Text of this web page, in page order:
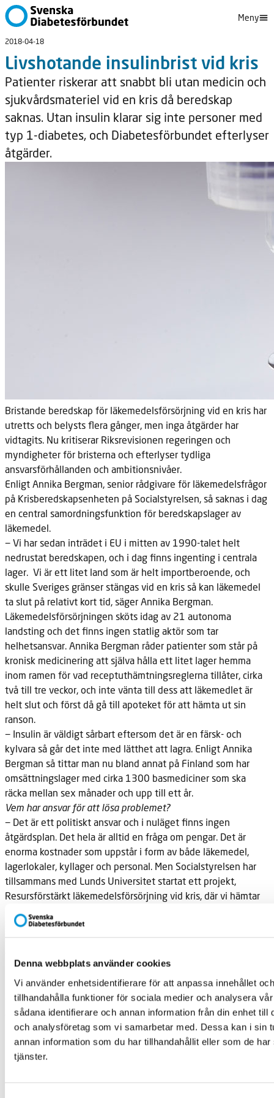
Denna webbplats använder cookies
Vi använder enhetsidentifierare för att anpassa innehållet
tillhandahålla funktioner för sociala medier och analysera
sådana identifierare och annan information från din enhet till
och analysföretag som vi samarbetar med. Dessa kan i sin
annan information som du har tillhandahållit eller som de
tjänster.
Meny
2018-04-18
Livshotande insulinbrist vid kris
Patienter riskerar att snabbt bli utan medicin och
sjukvårdsmateriel vid en kris då beredskap
saknas. Utan insulin klarar sig inte personer med
typ 1-diabetes, och Diabetesförbundet efterlyser
åtgärder.
Bristande beredskap för läkemedelsförsörjning vid en kris har
utretts och belysts flera gånger, men inga åtgärder har
vidtagits. Nu kritiserar Riksrevisionen regeringen och
myndigheter för bristerna och efterlyser tydliga
ansvarsförhållanden och ambitionsnivåer.
Enligt Annika Bergman, senior rådgivare för läkemedelsfrågor
på Krisberedskapsenheten på Socialstyrelsen, så saknas i dag
en central samordningsfunktion för beredskapslager av
läkemedel.
− Vi har sedan inträdet i EU i mitten av 1990-talet helt
nedrustat beredskapen, och i dag finns ingenting i centrala
lager. Vi är ett litet land som är helt importberoende, och
skulle Sveriges gränser stängas vid en kris så kan läkemedel
ta slut på relativt kort tid, säger Annika Bergman.
Läkemedelsförsörjningen sköts idag av 21 autonoma
landsting och det finns ingen statlig aktör som tar
helhetsansvar. Annika Bergman råder patienter som står på
kronisk medicinering att själva hålla ett litet lager hemma
inom ramen för vad receptuthämtningsreglerna tillåter, cirka
två till tre veckor, och inte vänta till dess att läkemedlet är
helt slut och först då gå till apoteket för att hämta ut sin
ranson.
− Insulin är väldigt sårbart eftersom det är en färsk- och
kylvara så går det inte med lätthet att lagra. Enligt Annika
Bergman så tittar man nu bland annat på Finland som har
omsättningslager med cirka 1300 basmediciner som ska
räcka mellan sex månader och upp till ett år.
Vem har ansvar för att lösa problemet?
− Det är ett politiskt ansvar och i nuläget finns ingen
åtgärdsplan. Det hela är alltid en fråga om pengar. Det är
enorma kostnader som uppstår i form av både läkemedel,
lagerlokaler, kyllager och personal. Men Socialstyrelsen har
tillsammans med Lunds Universitet startat ett projekt,
Resursförstärkt läkemedelsförsörjning vid kris, där vi hämtar
kartlägger dels hur läkemedelsförsörjningen ser ut idag och
presentera nästa år, säger Annika Bergman.
Förbundsordförande Fredrik Löndahl vill se en lösning:
− Att Sveriges beredskap när det gäller läkemedel är så dålig
är anmärkningsvärt, särskilt när det gäller sådana livsviktiga
mediciner som insulin. Det borde inte vara särskilt komplicerat
med modern teknik att lagerhålla och distribuera viktiga
mediciner i rimlig omfattning och på ett sådant sätt att de